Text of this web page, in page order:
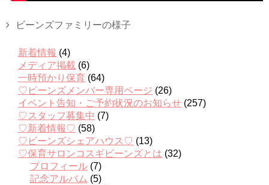
ビーンズファミリーの様子
新着情報 (4)
メディア掲載 (6)
一時預かり保育 (64)
♡ビーンズメンバー専用ページ (26)
イベント告知・ご予約状況のお知らせ (257)
♡スタッフ募集中 (7)
♡新着情報♡ (58)
♡ビーンズシェアハウス♡ (13)
♡保育サロンコスギビーンズとは (32)
プロフィール (7)
記念アルバム (5)